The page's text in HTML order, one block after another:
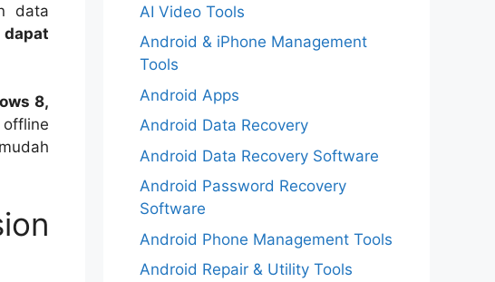
data
dapat
8,
AI Video Tools
Android & iPhone Management
Tools
Android Apps
Android Data Recovery
Android Data Recovery Software
Android Password Recovery
Software
Android Phone Management Tools
Android Repair & Utility Tools